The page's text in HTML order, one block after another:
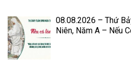
08.08.2026 – Thứ
Niên, Năm A – Nếu